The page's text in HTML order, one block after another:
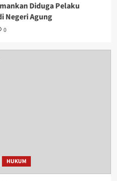
Diduga Pelaku
Negeri Agung
0
HUKUM